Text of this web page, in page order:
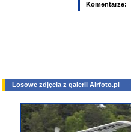
Komentarze:
Losowe zdjęcia z galerii Airfoto.pl